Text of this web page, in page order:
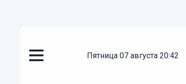
пятница 07 августа 20:42